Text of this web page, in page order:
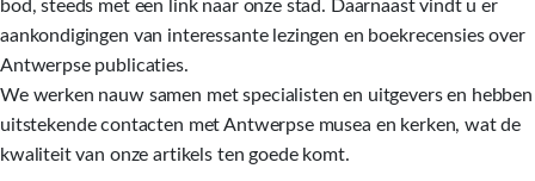
bod, steeds met een link naar onze stad. Daarnaast vindt u er
aankondigingen van interessante lezingen en boekrecensies over
Antwerpse publicaties.
We werken nauw samen met specialisten en uitgevers en hebben
uitstekende contacten met Antwerpse musea en kerken, wat de
kwaliteit van onze artikels ten goede komt.